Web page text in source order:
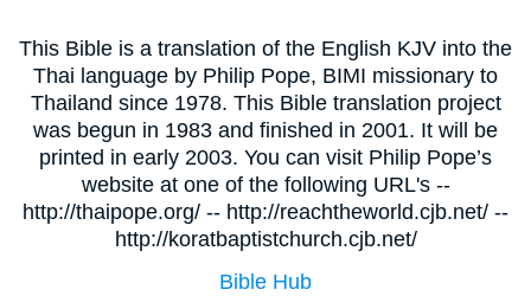
This Bible is a translation of the English KJV into the
Thai language by Philip Pope, BIMI missionary to
Thailand since 1978. This Bible translation project
was begun in 1983 and finished in 2001. It will be
printed in early 2003. You can visit Philip Pope’s
website at one of the following URL's --
http://thaipope.org/ -- http://reachtheworld.cjb.net/ --
http://koratbaptistchurch.cjb.net/
Bible Hub